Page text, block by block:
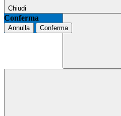
Chiudi
Conferma
Annulla Conferma